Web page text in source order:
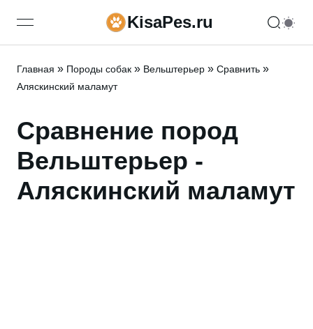
open navigation menuKisaPes.ru
Главная » Породы собак » Вельштерьер » Сравнить »
Аляскинский маламут
Сравнение пород
Вельштерьер -
Аляскинский маламут